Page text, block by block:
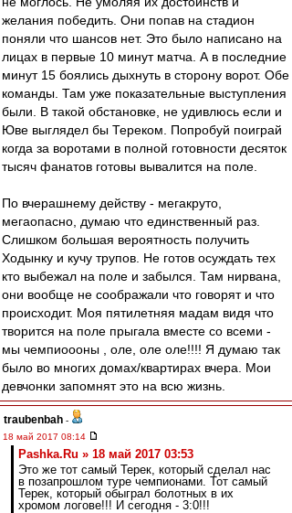
желания победить. Они попав на стадион
поняли что шансов нет. Это было написано на
лицах в первые 10 минут матча. А в последние
минут 15 боялись дыхнуть в сторону ворот. Обе
команды. Там уже показательные выступления
были. В такой обстановке, не удивлюсь если и
Юве выглядел бы Тереком. Попробуй поиграй
когда за воротами в полной готовности десяток
тысяч фанатов готовы вывалится на поле.
По вчерашнему действу - мегакруто,
мегаопасно, думаю что единственный раз.
Слишком большая вероятность получить
Ходынку и кучу трупов. Не готов осуждать тех
кто выбежал на поле и забылся. Там нирвана,
они вообще не соображали что говорят и что
происходит. Моя пятилетняя мадам видя что
творится на поле прыгала вместе со всеми -
мы чемпиоооны , оле, оле оле!!!! Я думаю так
было во многих домах/квартирах вчера. Мои
девчонки запомнят это на всю жизнь.
traubenbah -
18 май 2017 08:14
Pashka.Ru » 18 май 2017 03:53
Это же тот самый Терек, который сделал нас
в позапрошлом туре чемпионами. Тот самый
Терек, который обыграл болотных в их
хромом логове!!! И сегодня - 3:0!!!